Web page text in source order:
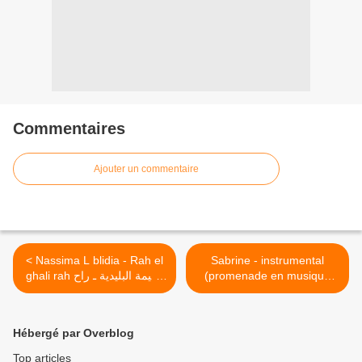
Commentaires
Ajouter un commentaire
< Nassima L blidia - Rah el
ghali rah نسيمة البليدية ـ راح
الغالي راح
Sabrine - instrumental
(promenade en musique
Algérienne) صبرين - جولة
Hébergé par Overblog
Top articles